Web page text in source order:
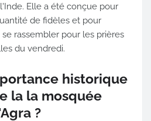
Elle a été conçue pour
de fidèles et pour
rassembler pour les prières
du vendredi.
historique
la la mosquée
?